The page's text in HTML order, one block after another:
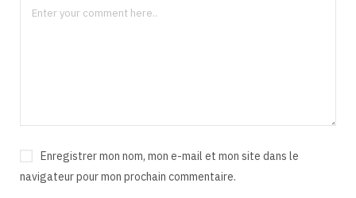
Enregistrer mon nom, mon e-mail et mon site dans le
navigateur pour mon prochain commentaire.